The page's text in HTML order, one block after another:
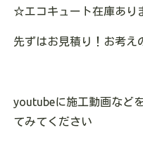
☆エコキュート在庫あり
先ずはお見積り！お考え
youtubeに施工動画など
てみてください